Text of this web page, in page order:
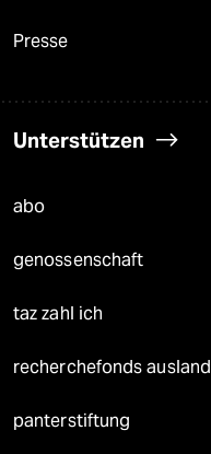
Presse
Unterstützen
abo
genossenschaft
taz zahl ich
recherchefonds ausland
panterstiftung